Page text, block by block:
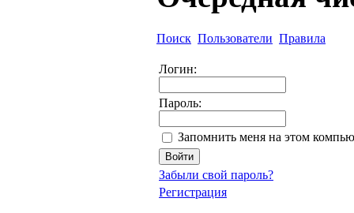
Поиск Пользователи Правила
Логин:
Пароль:
Запомнить меня на этом
Забыли свой пароль?
Регистрация